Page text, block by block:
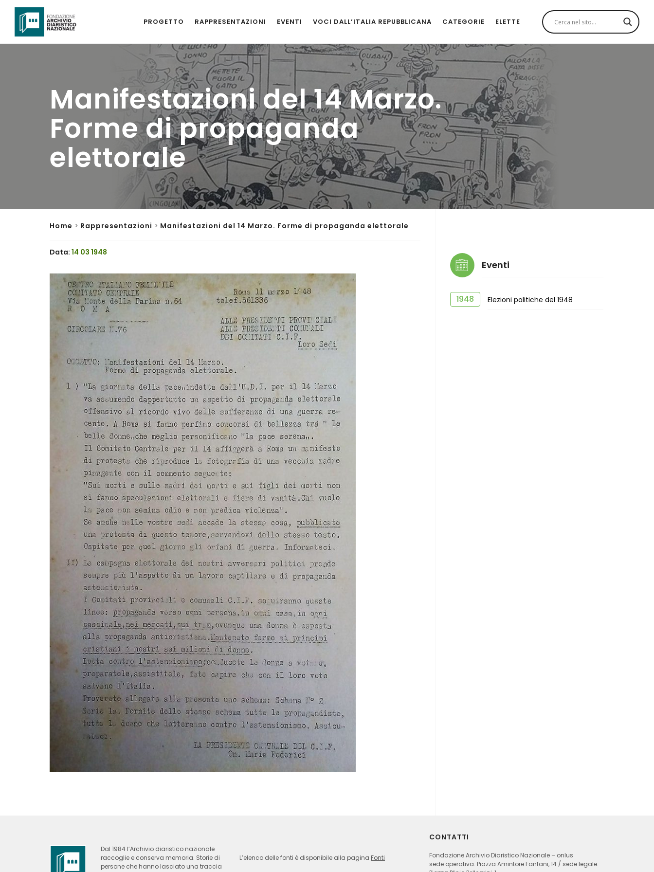
PROGETTO RAPPRESENTAZIONI EVENTI VOCI DALL’ITALIA REPUBBLICANA CATEGORIE ELETTE
Manifestazioni del 14 Marzo.
Forme di propaganda
elettorale
Home > Rappresentazioni > Manifestazioni del 14 Marzo. Forme di propaganda elettorale
Data: 14 03 1948
Eventi
1948 Elezioni politiche del 1948
Dal 1984 l’Archivio diaristico nazionale
raccoglie e conserva memoria. Storie di
persone che hanno lasciato una traccia
L’elenco delle fonti è disponibile alla pagina Fonti
CONTATTI
Fondazione Archivio Diaristico Nazionale – onlus
sede operativa: Piazza Amintore Fanfani, 14 / sede legale: